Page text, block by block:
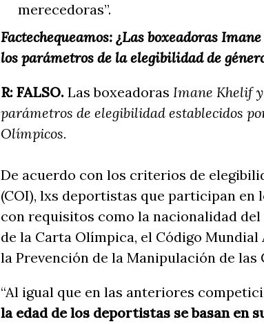
merecedoras”.
Factechequeamos: ¿Las boxeadoras
los parámetros de la elegibilidad de
R: FALSO. Las boxeadoras Imane Khelif
parámetros de elegibilidad establecidos
Olímpicos.
De acuerdo con los criterios de
(COI), lxs deportistas que participan en
con requisitos como la nacionalidad
de la Carta Olímpica, el Código
la Prevención de la Manipulación de las
“Al igual que en las anteriores
la edad de los deportistas se basan en